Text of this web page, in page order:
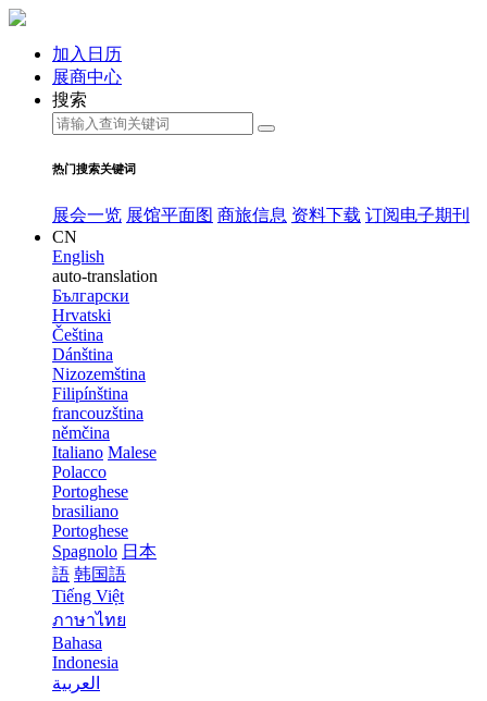
加入日历
展商中心
搜索
热门搜索关键词
展会一览 展馆平面图 商旅信息 资料下载 订阅电子期刊
CN
English
auto-translation
Български
Hrvatski
Čeština
Dánština
Nizozemština
Filipínština
francouzština
němčina
Italiano Malese
Polacco
Portoghese
brasiliano
Portoghese
Spagnolo 日本
語 韩国語
Tiếng Việt
ภาษาไทย
Bahasa
Indonesia
العربية